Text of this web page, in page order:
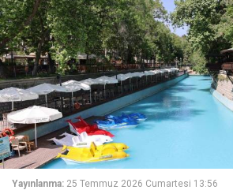
Yayınlanma: 25 Temmuz 2026 Cumartesi 13:56